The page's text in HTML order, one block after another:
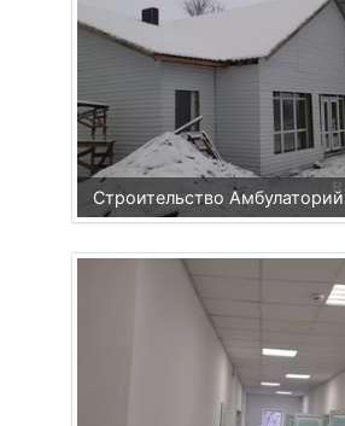
Строительство Амбулаторий